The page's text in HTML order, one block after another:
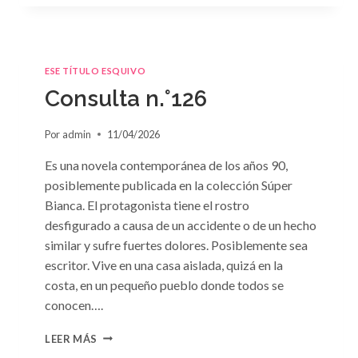
ESE TÍTULO ESQUIVO
Consulta n.°126
Por admin 11/04/2026
Es una novela contemporánea de los años 90,
posiblemente publicada en la colección Súper
Bianca. El protagonista tiene el rostro
desfigurado a causa de un accidente o de un hecho
similar y sufre fuertes dolores. Posiblemente sea
escritor. Vive en una casa aislada, quizá en la
costa, en un pequeño pueblo donde todos se
conocen….
LEER MÁS CONSULTA